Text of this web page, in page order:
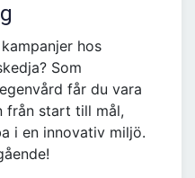
hos
Som
får du vara
från start till mål,
i en innovativ miljö.